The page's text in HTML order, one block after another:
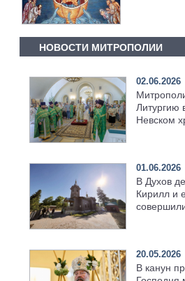
НОВОСТИ МИТРОПОЛИИ
02.06.2026
Литургию
Невском
01.06.2026
В Духов
Кирилл и
20.05.2026
В канун